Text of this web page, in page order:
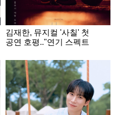
김재한, 뮤지컬 '사칠' 첫
공연 호평.."연기 스펙트